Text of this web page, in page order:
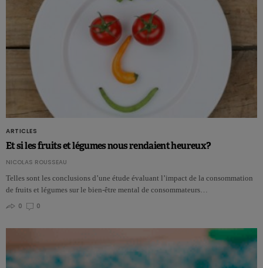
ARTICLES
Et si les fruits et légumes nous rendaient heureux?
NICOLAS ROUSSEAU
Telles sont les conclusions d’une étude évaluant l’impact de la consommation
de fruits et légumes sur le bien-être mental de consommateurs…
0
0